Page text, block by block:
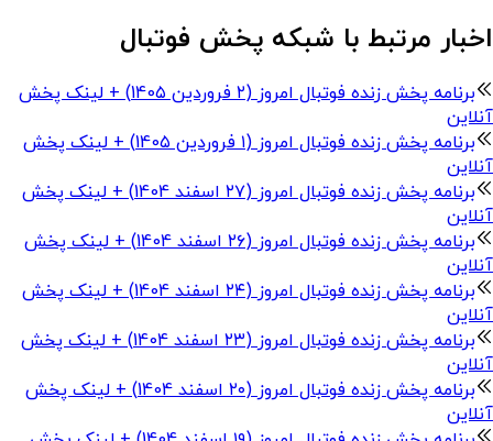
اخبار مرتبط با شبکه پخش فوتبال
برنامه پخش زنده فوتبال امروز (۲ فروردین 140۵) + لینک پخش
آنلاین
برنامه پخش زنده فوتبال امروز (۱ فروردین 140۵) + لینک پخش
آنلاین
برنامه پخش زنده فوتبال امروز (۲۷ اسفند 1404) + لینک پخش
آنلاین
برنامه پخش زنده فوتبال امروز (۲۶ اسفند 1404) + لینک پخش
آنلاین
برنامه پخش زنده فوتبال امروز (۲۴ اسفند 1404) + لینک پخش
آنلاین
برنامه پخش زنده فوتبال امروز (۲۳ اسفند 1404) + لینک پخش
آنلاین
برنامه پخش زنده فوتبال امروز (۲۰ اسفند 1404) + لینک پخش
آنلاین